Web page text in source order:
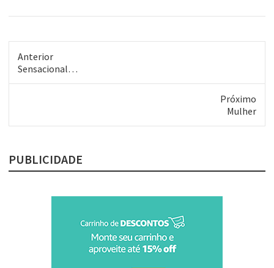
Anterior
Post
Sensacional…
Próximo
Mulher
PUBLICIDADE